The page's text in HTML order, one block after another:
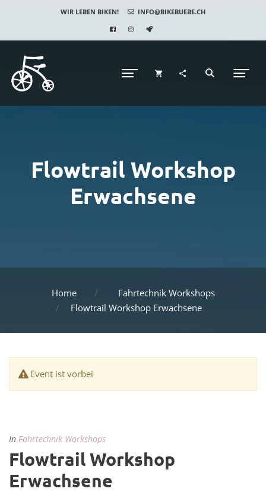
WIR LEBEN BIKEN! INFO@BIKEBUEBE.CH
Flowtrail Workshop
Erwachsene
Home
Fahrtechnik Workshops
Flowtrail Workshop Erwachsene
Event ist vorbei
In Fahrtechnik Workshops
Flowtrail Workshop
Erwachsene